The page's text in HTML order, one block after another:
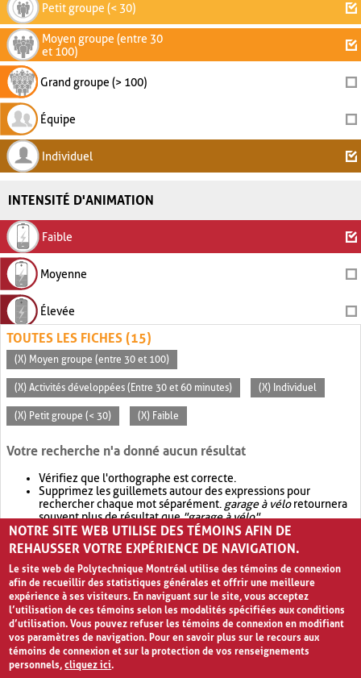
Petit groupe (< 30)
Moyen groupe (entre 30
et 100)
Grand groupe (> 100)
Équipe
Individuel
INTENSITÉ D'ANIMATION
Faible
Moyenne
Élevée
TOUTES LES FICHES (15)
(X) Moyen groupe (entre 30 et 100)
(X) Activités développées (Entre 30 et 60 minutes) (X) Individuel
(X) Petit groupe (< 30) (X) Faible
Votre recherche n'a donné aucun résultat
Vérifiez que l'orthographe est correcte.
Supprimez les guillemets autour des expressions pour
rechercher chaque mot séparément. garage à véloretournera
souvent plus de résultat que"garage à vélo".
Envisagez d'élargir votre recherche avec OR.garage OR vélo
retournera souvent plus de résultat quegarage à vélo
NOTRE SITE WEB UTILISE DES TÉMOINS AFIN DE
REHAUSSER VOTRE EXPÉRIENCE DE NAVIGATION.
Le site web de Polytechnique Montréal utilise des témoins de connexion
afin de recueillir des statistiques générales et offrir une meilleure
expérience à ses visiteurs. En naviguant sur le site, vous acceptez
l’utilisation de ces témoins selon les modalités spécifiées aux conditions
d’utilisation. Vous pouvez refuser les témoins de connexion en modifiant
vos paramètres de navigation. Pour en savoir plus sur le recours aux
témoins de connexion et sur la protection de vos renseignements
personnels,cliquez ici.